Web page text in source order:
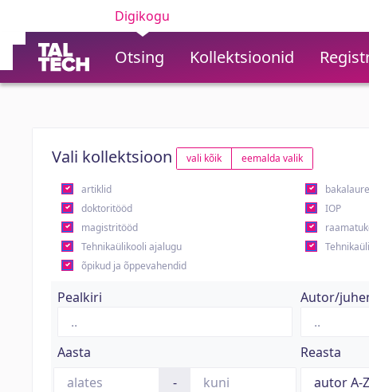
Digikogu
Otsing Kollektsioonid
Vali kollektsioon vali kõik eemalda valik
artiklid
doktoritööd
IOP
magistritööd
Tehnikaülikooli ajalugu
õpikud ja õppevahendid
Pealkiri Autor/
Aasta
-
Reasta